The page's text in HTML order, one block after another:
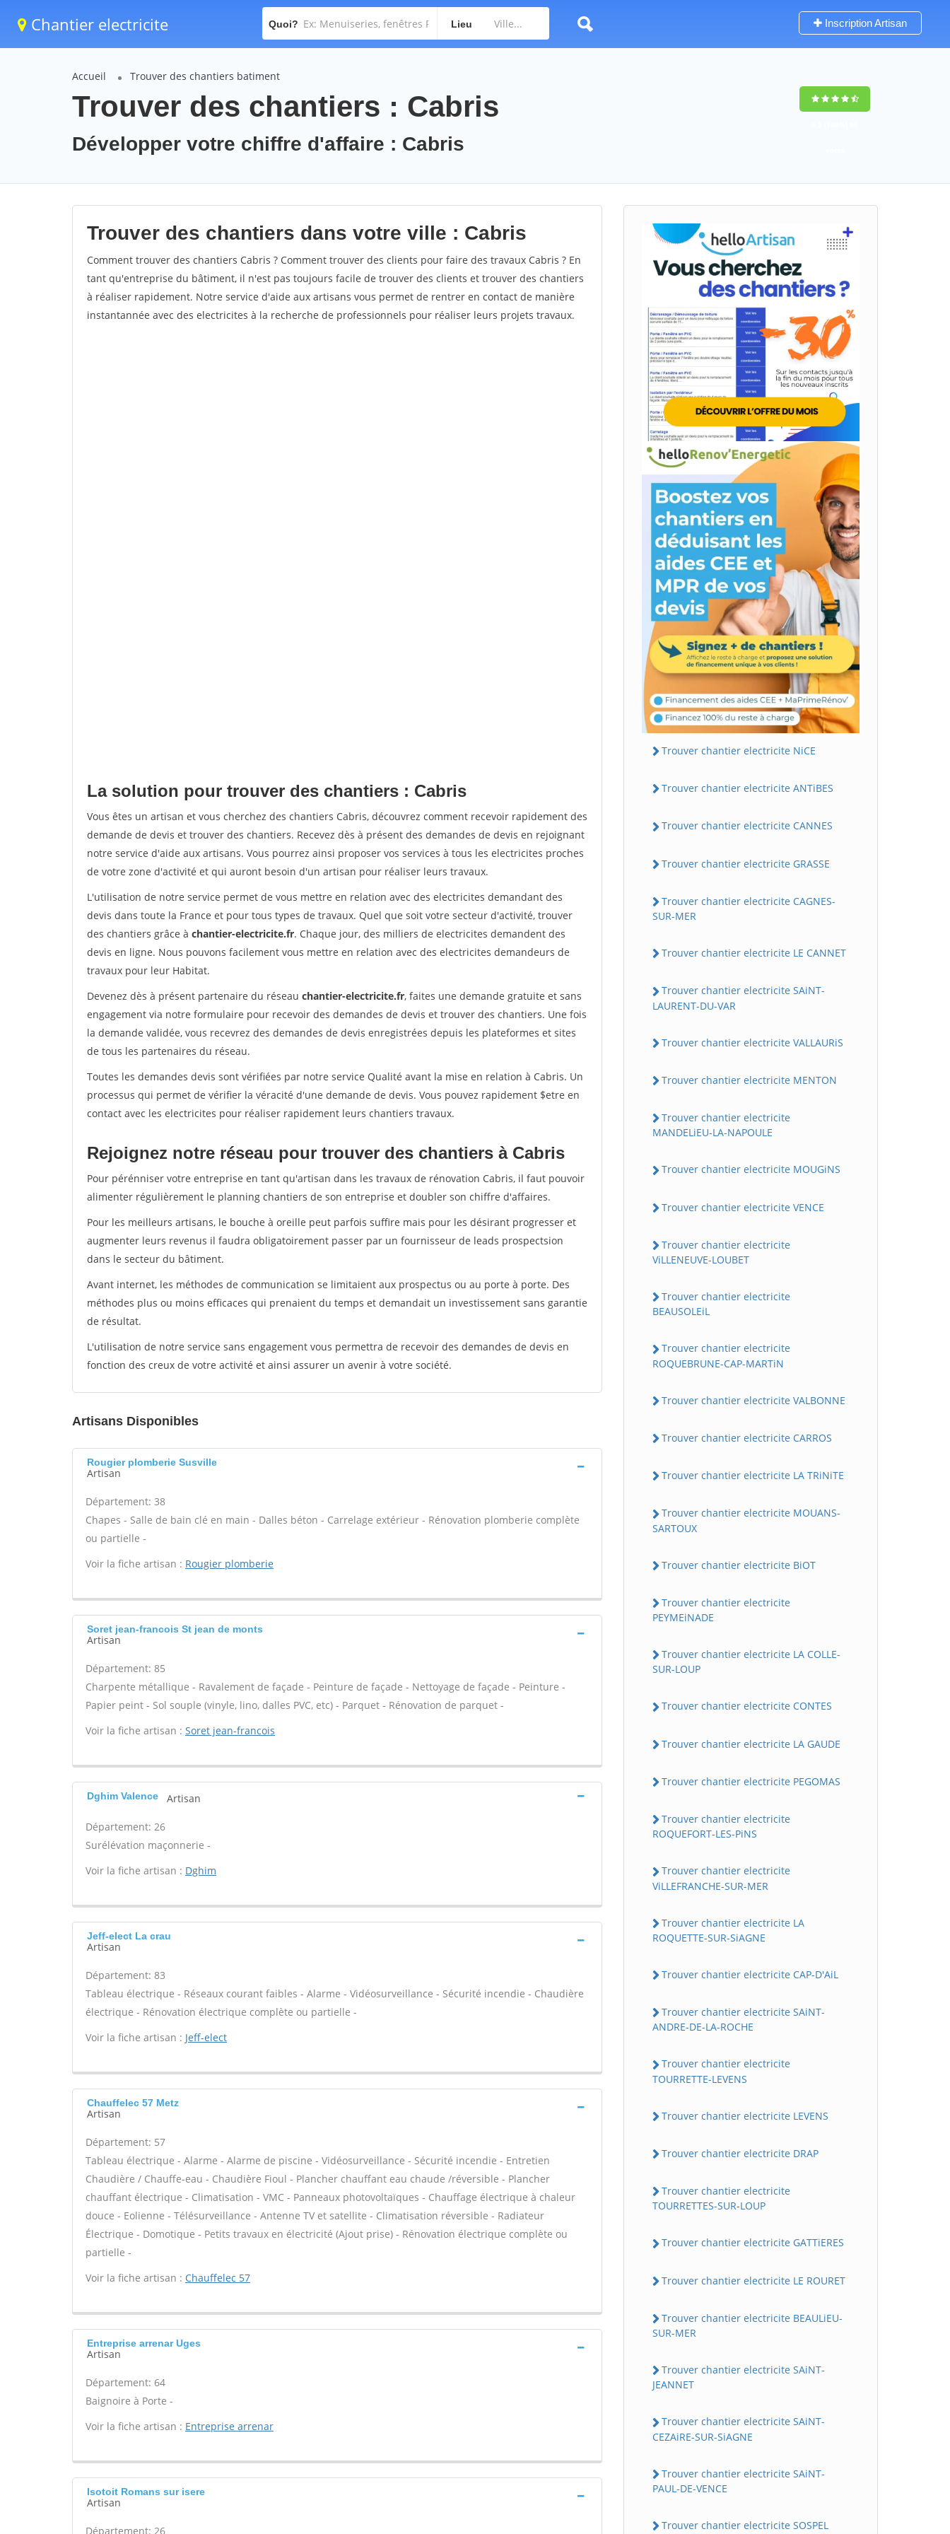
Chantier electricite Quoi? Lieu Inscription Artisan
Accueil Trouver des chantiers batiment
Trouver des chantiers : Cabris
Développer votre chiffre d'affaire : Cabris
Trouver des chantiers dans votre ville : Cabris
Comment trouver des chantiers Cabris ? Comment trouver des clients pour faire des travaux Cabris ? En
tant qu'entreprise du bâtiment, il n'est pas toujours facile de trouver des clients et trouver des chantiers
à réaliser rapidement. Notre service d'aide aux artisans vous permet de rentrer en contact de manière
instantannée avec des electricites à la recherche de professionnels pour réaliser leurs projets travaux.
La solution pour trouver des chantiers : Cabris
Vous êtes un artisan et vous cherchez des chantiers Cabris, découvrez comment recevoir rapidement des
demande de devis et trouver des chantiers. Recevez dès à présent des demandes de devis en rejoignant
notre service d'aide aux artisans. Vous pourrez ainsi proposer vos services à tous les electricites proches
de votre zone d'activité et qui auront besoin d'un artisan pour réaliser leurs travaux.
L'utilisation de notre service permet de vous mettre en relation avec des electricites demandant des
devis dans toute la France et pour tous types de travaux. Quel que soit votre secteur d'activité, trouver
des chantiers grâce à chantier-electricite.fr. Chaque jour, des milliers de electricites demandent des
devis en ligne. Nous pouvons facilement vous mettre en relation avec des electricites demandeurs de
travaux pour leur Habitat.
Devenez dès à présent partenaire du réseau chantier-electricite.fr, faites une demande gratuite et sans
engagement via notre formulaire pour recevoir des demandes de devis et trouver des chantiers. Une fois
la demande validée, vous recevrez des demandes de devis enregistrées depuis les plateformes et sites
de tous les partenaires du réseau.
Toutes les demandes devis sont vérifiées par notre service Qualité avant la mise en relation à Cabris. Un
processus qui permet de vérifier la véracité d'une demande de devis. Vous pouvez rapidement $etre en
contact avec les electricites pour réaliser rapidement leurs chantiers travaux.
Rejoignez notre réseau pour trouver des chantiers à Cabris
Pour pérénniser votre entreprise en tant qu'artisan dans les travaux de rénovation Cabris, il faut pouvoir
alimenter régulièrement le planning chantiers de son entreprise et doubler son chiffre d'affaires.
Pour les meilleurs artisans, le bouche à oreille peut parfois suffire mais pour les désirant progresser et
augmenter leurs revenus il faudra obligatoirement passer par un fournisseur de leads prospectsion
dans le secteur du bâtiment.
Avant internet, les méthodes de communication se limitaient aux prospectus ou au porte à porte. Des
méthodes plus ou moins efficaces qui prenaient du temps et demandait un investissement sans garantie
de résultat.
L'utilisation de notre service sans engagement vous permettra de recevoir des demandes de devis en
fonction des creux de votre activité et ainsi assurer un avenir à votre société.
Artisans Disponibles
Rougier plomberie Susville
Artisan
Département: 38
Chapes - Salle de bain clé en main - Dalles béton - Carrelage extérieur - Rénovation plomberie complète
ou partielle -
Voir la fiche artisan : Rougier plomberie
Soret jean-francois St jean de monts
Artisan
Département: 85
Charpente métallique - Ravalement de façade - Peinture de façade - Nettoyage de façade - Peinture -
Papier peint - Sol souple (vinyle, lino, dalles PVC, etc) - Parquet - Rénovation de parquet -
Voir la fiche artisan : Soret jean-francois
Dghim Valence Artisan
Département: 26
Surélévation maçonnerie -
Voir la fiche artisan : Dghim
Jeff-elect La crau
Artisan
Département: 83
Tableau électrique - Réseaux courant faibles - Alarme - Vidéosurveillance - Sécurité incendie - Chaudière
électrique - Rénovation électrique complète ou partielle -
Voir la fiche artisan : Jeff-elect
Chauffelec 57 Metz
Artisan
Département: 57
Tableau électrique - Alarme - Alarme de piscine - Vidéosurveillance - Sécurité incendie - Entretien
Chaudière / Chauffe-eau - Chaudière Fioul - Plancher chauffant eau chaude /réversible - Plancher
chauffant électrique - Climatisation - VMC - Panneaux photovoltaïques - Chauffage électrique à chaleur
douce - Eolienne - Télésurveillance - Antenne TV et satellite - Climatisation réversible - Radiateur
Électrique - Domotique - Petits travaux en électricité (Ajout prise) - Rénovation électrique complète ou
partielle -
Voir la fiche artisan : Chauffelec 57
Entreprise arrenar Uges
Artisan
Département: 64
Baignoire à Porte -
Voir la fiche artisan : Entreprise arrenar
Isotoit Romans sur isere
Artisan
Département: 26
Trouver chantier electricite NiCE
Trouver chantier electricite ANTiBES
Trouver chantier electricite CANNES
Trouver chantier electricite GRASSE
Trouver chantier electricite CAGNES-
SUR-MER
Trouver chantier electricite LE CANNET
Trouver chantier electricite SAiNT-
LAURENT-DU-VAR
Trouver chantier electricite VALLAURiS
Trouver chantier electricite MENTON
Trouver chantier electricite
MANDELiEU-LA-NAPOULE
Trouver chantier electricite MOUGiNS
Trouver chantier electricite VENCE
Trouver chantier electricite
ViLLENEUVE-LOUBET
Trouver chantier electricite
BEAUSOLEiL
Trouver chantier electricite
ROQUEBRUNE-CAP-MARTiN
Trouver chantier electricite VALBONNE
Trouver chantier electricite CARROS
Trouver chantier electricite LA TRiNiTE
Trouver chantier electricite MOUANS-
SARTOUX
Trouver chantier electricite BiOT
Trouver chantier electricite
PEYMEiNADE
Trouver chantier electricite LA COLLE-
SUR-LOUP
Trouver chantier electricite CONTES
Trouver chantier electricite LA GAUDE
Trouver chantier electricite PEGOMAS
Trouver chantier electricite
ROQUEFORT-LES-PiNS
Trouver chantier electricite
ViLLEFRANCHE-SUR-MER
Trouver chantier electricite LA
ROQUETTE-SUR-SiAGNE
Trouver chantier electricite CAP-D'AiL
Trouver chantier electricite SAiNT-
ANDRE-DE-LA-ROCHE
Trouver chantier electricite
TOURRETTE-LEVENS
Trouver chantier electricite LEVENS
Trouver chantier electricite DRAP
Trouver chantier electricite
TOURRETTES-SUR-LOUP
Trouver chantier electricite GATTiERES
Trouver chantier electricite LE ROURET
Trouver chantier electricite BEAULiEU-
SUR-MER
Trouver chantier electricite SAiNT-
JEANNET
Trouver chantier electricite SAiNT-
CEZAiRE-SUR-SiAGNE
Trouver chantier electricite SAiNT-
PAUL-DE-VENCE
Trouver chantier electricite SOSPEL